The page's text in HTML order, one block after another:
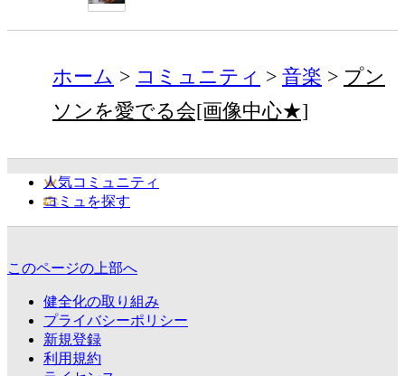
ホーム コミュニティ 音楽
プン
ソンを愛でる会[画像中心★]
人気コミュニティ
コミュを探す
このページの上部へ
健全化の取り組み
プライバシーポリシー
新規登録
利用規約